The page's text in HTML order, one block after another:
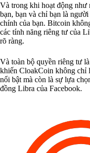
Và trong khi hoạt động như
bạn, bạn và chỉ bạn là
chính của bạn. Bitcoin
các tính năng riêng tư của
rõ ràng.
Và toàn bộ quyền riêng tư
khiến CloakCoin không chỉ
nổi bật mà còn là sự lựa
đồng Libra của Facebook.